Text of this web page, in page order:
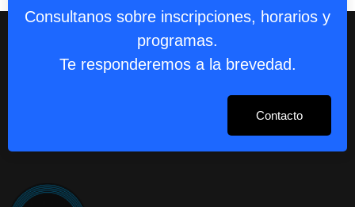
Consultanos sobre inscripciones, horarios y
programas.
Te responderemos a la brevedad.
Contacto